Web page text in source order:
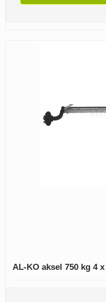
AL-KO aksel 750 kg 4